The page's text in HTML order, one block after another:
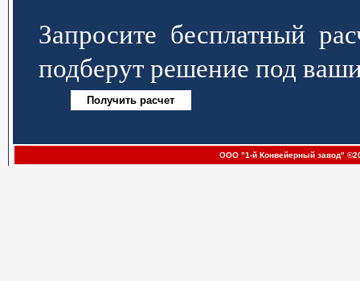
Запросите бесплатный
подберут решение под
ООО "1-й Конвейерный завод"